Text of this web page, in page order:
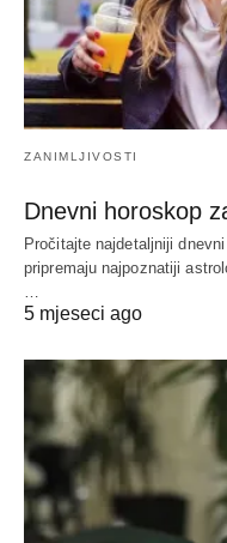
ZANIMLJIVOSTI
Dnevni horoskop
Pročitajte najdetaljniji
pripremaju najpoznatiji
…
5 mjeseci ago